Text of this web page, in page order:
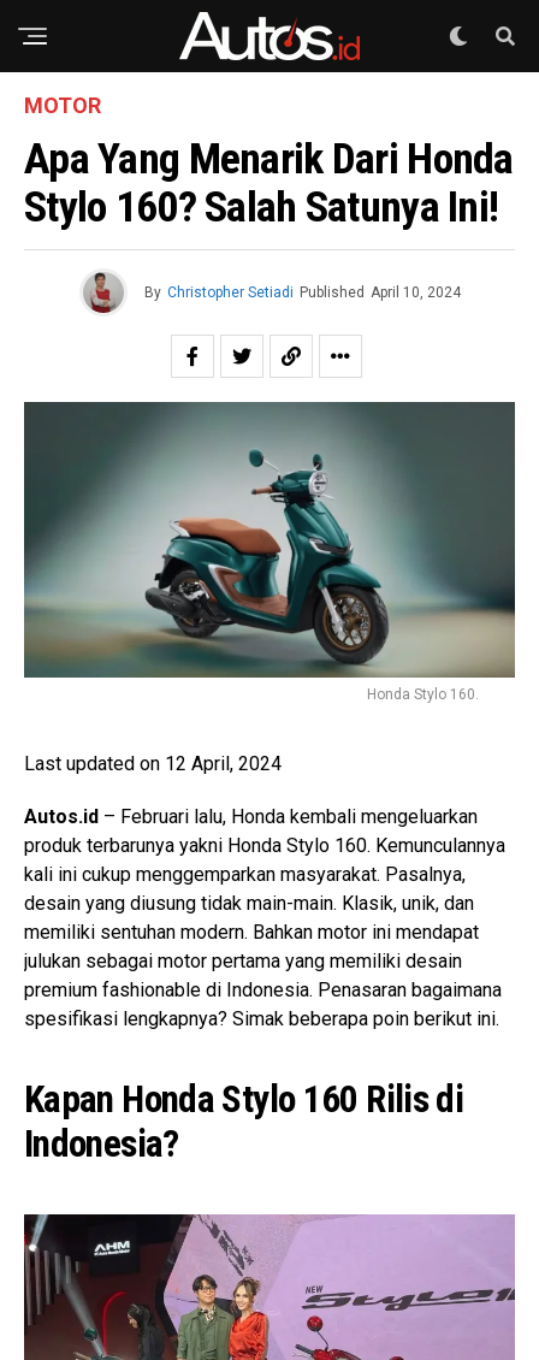
MOTOR
Apa Yang Menarik Dari Honda
Stylo 160? Salah Satunya Ini!
By Christopher Setiadi Published April 10, 2024
Honda Stylo 160.
Last updated on 12 April, 2024
Autos.id – Februari lalu, Honda kembali mengeluarkan
produk terbarunya yakni Honda Stylo 160. Kemunculannya
kali ini cukup menggemparkan masyarakat. Pasalnya,
desain yang diusung tidak main-main. Klasik, unik, dan
memiliki sentuhan modern. Bahkan motor ini mendapat
julukan sebagai motor pertama yang memiliki desain
premium fashionable di Indonesia. Penasaran bagaimana
spesifikasi lengkapnya? Simak beberapa poin berikut ini.
Kapan Honda Stylo 160 Rilis di
Indonesia?